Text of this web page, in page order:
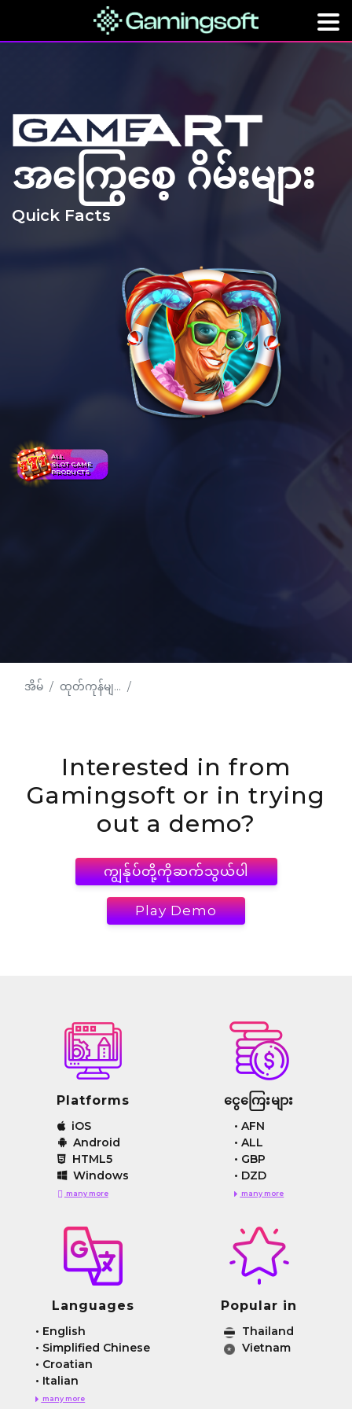
ALL
SLOT GAME
PRODUCTS
အကြွေစေ့ ဂိမ်းများ
Quick Facts
အိမ် ထုတ်ကုန်မျ...
Interested in from
Gamingsoft or in trying
out a demo?
ကျွန်ုပ်တို့ကိုဆက်သွယ်ပါ
Play Demo
Platforms
iOS
Android
HTML5
Windows
many more
ငွေကြေးများ
•AFN
•ALL
• GBP
• DZD
many more
Languages
• English
• Simplified Chinese
• Croatian
• Italian
many more
Popular in
Thailand
Vietnam